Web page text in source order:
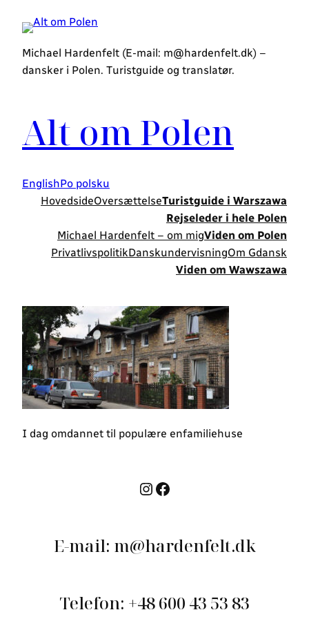
indhold
Michael Hardenfelt (E-mail: m@hardenfelt.dk) –
dansker i Polen. Turistguide og translatør.
Alt om Polen
EnglishPo polsku
HovedsideOversættelseTuristguide i Warszawa
Rejseleder i hele Polen
Michael Hardenfelt – om migViden om Polen
PrivatlivspolitikDanskundervisningOm Gdansk
Viden om Wawszawa
I dag omdannet til populære enfamiliehuse
Instagram
Facebook
E-mail: m@hardenfelt.dk
Telefon: +48 600 43 53 83